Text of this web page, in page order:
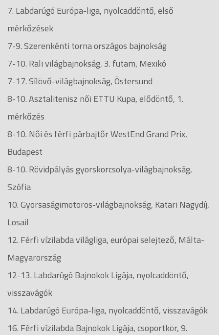
7. Labdarúgó Európa-liga, nyolcaddöntő, első
mérkőzések
7-9. Szerenkénti torna országos bajnokság
7-10. Rali világbajnokság, 3. futam, Mexikó
7-17. Sílövő-világbajnokság, Östersund
8-10. Asztalitenisz női ETTU Kupa, elődöntő, 1.
mérkőzés
8-10. Női és férfi párbajtőr WestEnd Grand Prix,
Budapest
8-10. Rövidpályás gyorskorcsolya-világbajnokság,
Szófia
10. Gyorsaságimotoros-világbajnokság, Katari Nagydíj,
Losail
12. Férfi vízilabda világliga, európai selejtező, Málta-
Magyarország
12-13. Labdarúgó Bajnokok Ligája, nyolcaddöntő,
visszavágók
14. Labdarúgó Európa-liga, nyolcaddöntő, visszavágók
16. Férfi vízilabda Bajnokok Ligája, csoportkör, 9.